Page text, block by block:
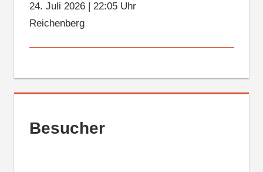
24. Juli 2026| 22:05 Uhr
Reichenberg
Besucher